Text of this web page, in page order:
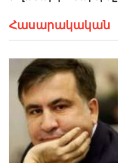
Հասարակական